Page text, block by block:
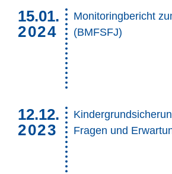
15.01.
2024
Monitoringbericht
(BMFSFJ)
12.12.
2023
Fragen und